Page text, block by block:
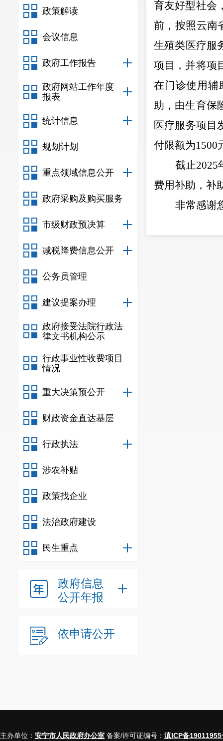
政策解读
会议信息
政府工作报告
政府网站工作年度
报表
统计信息
规划计划
重点领域信息公开
政府采购及购买服务
市级财政预决算
减税降费信息公开
公务员管理
建议提案办理
政府接受法院行政法
律文书机构公示
行政事业性收费项目
情况
重大决策预公开
财政资金直达基层
行政执法
涉农补贴
政策找企业
法治政府建设
民生重点
政府信息
公开年报
依申请公开
育友好型社会
前，按照云南
生殖类医疗服
项目，并将项
在门诊使用辅
助，由生育保
医疗服务项目
付限额为1500
截止2025
费用补助，补
非常感谢
主办单位： 安宁市人民政府办公室 备案/许可证编号： 滇ICP备